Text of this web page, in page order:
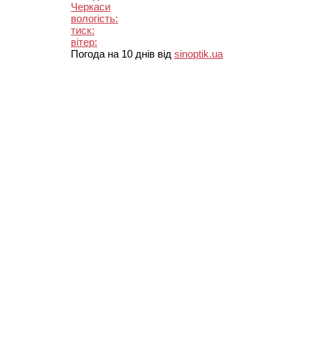
Черкаси
вологість:
тиск:
вітер:
Погода на 10 днів від sinoptik.ua